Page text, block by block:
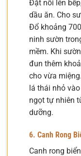
Đặt nồi lên
dầu ăn. Cho
Đổ khoảng
ninh sườn
mềm. Khi
đun thêm
cho vừa
lá thái nhỏ
ngọt tự nhiên
dưỡng.
6. Canh Rong
Canh rong